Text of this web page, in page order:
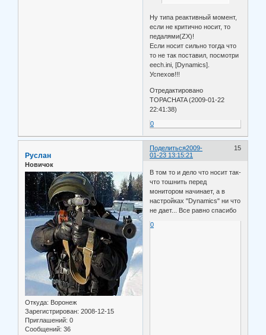
Ну типа реактивный момент,
если не критично носит, то
педалями(ZX)!
Если носит сильно тогда что
то не так поставил, посмотри
eech.ini, [Dynamics].
Успехов!!!
Отредактировано
TOPACHATA (2009-01-22
22:41:38)
0
Поделиться 15
2009-
01-23 13:15:21
Руслан
Новичок
Откуда: Воронеж
Зарегистрирован: 2008-12-15
Приглашений: 0
Сообщений: 36
В том то и дело что носит так-
что тошнить перед
монитором начинает, а в
настройках "Dynamics" ни что
не дает... Все равно спасибо
0